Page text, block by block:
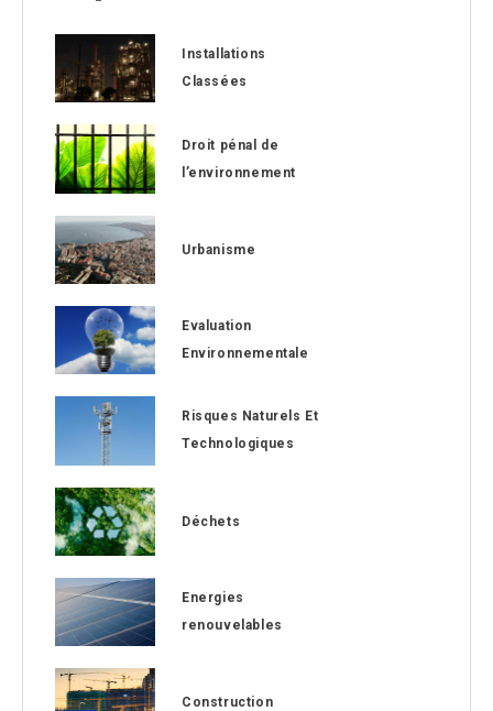
Installations
Classées
Droit pénal de
l’environnement
Urbanisme
Evaluation
Environnementale
Risques Naturels Et
Technologiques
Déchets
Energies
renouvelables
Construction